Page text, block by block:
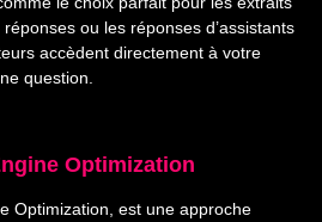
ou les réponses d’assistants
accèdent directement à votre
question.
Optimization
Optimization , est une approche